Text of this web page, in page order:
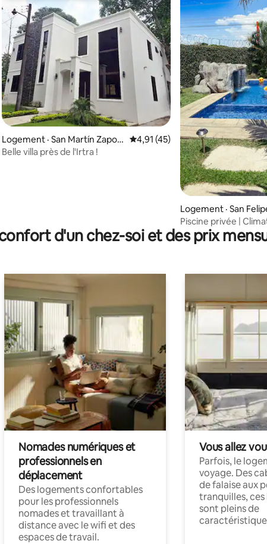
de 4,9 sur 5, 110 commentaires
Logement · San Martín Zapoti
tlán
Note moyenne de 4,91 sur 5, 45
4,91 (45)
Belle villa près de l'Irtra !
Logement · San
Piscine privée |
IRTRA | Coffre-fort
d'un chez-soi et des prix
Nomades numériques et
professionnels en
déplacement
Des logements confortables
pour les professionnels
nomades et travaillant à
distance avec le wifi et des
espaces de travail.
Vous allez
Parfois, le
voyage. Des
de falaise aux
tranquilles,
sont pleins de